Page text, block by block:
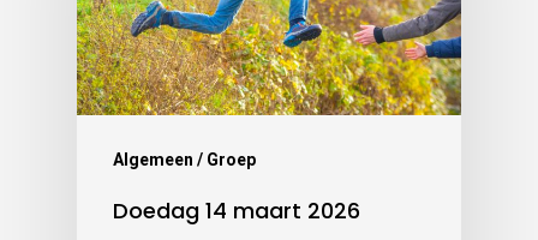
Algemeen / Groep
Doedag 14 maart 2026